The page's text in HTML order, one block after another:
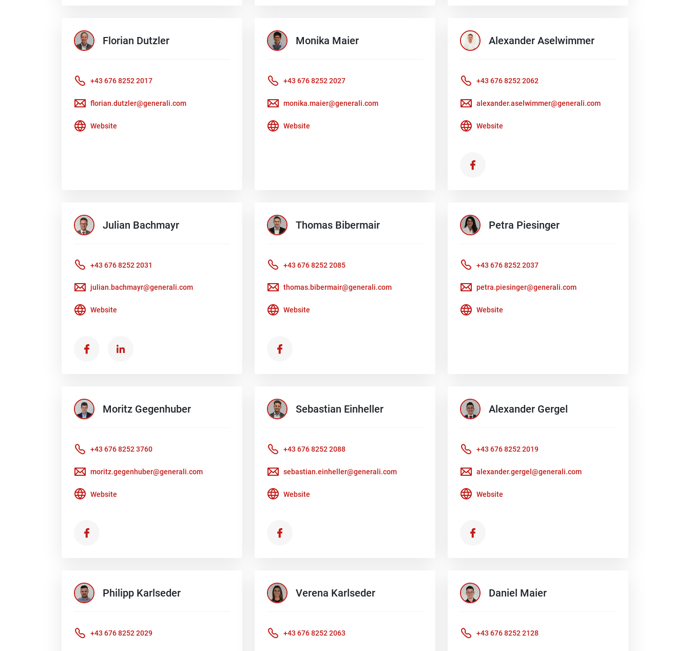
Florian Dutzler
+43 676 8252 2017
florian.dutzler@generali.com
Website
Monika Maier
+43 676 8252 2027
monika.maier@generali.com
Website
Alexander Aselwimmer
+43 676 8252 2062
alexander.aselwimmer@generali.com
Website
Julian Bachmayr
+43 676 8252 2031
julian.bachmayr@generali.com
Website
Thomas Bibermair
+43 676 8252 2085
thomas.bibermair@generali.com
Website
Petra Piesinger
+43 676 8252 2037
petra.piesinger@generali.com
Website
Moritz Gegenhuber
+43 676 8252 3760
moritz.gegenhuber@generali.com
Website
Sebastian Einheller
+43 676 8252 2088
sebastian.einheller@generali.com
Website
Alexander Gergel
+43 676 8252 2019
alexander.gergel@generali.com
Website
Philipp Karlseder
+43 676 8252 2029
Verena Karlseder
+43 676 8252 2063
Daniel Maier
+43 676 8252 2128